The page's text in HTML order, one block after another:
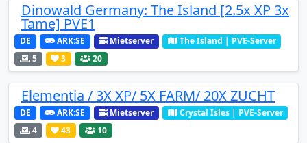
Dinowald Germany: The Island [2.5x XP 3x
Tame] PVE1
DE ARK:SE Mietserver
The Island | PVE-Server
5
3 20
Elementia / 3X XP/ 5X FARM/ 20X ZUCHT
DE ARK:SE Mietserver
Crystal Isles | PVE-Server
4
43 10